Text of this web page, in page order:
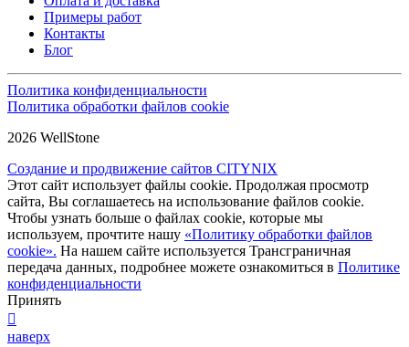
Примеры работ
Контакты
Блог
Политика конфиденциальности
Политика обработки файлов cookie
2026 WellStone
Создание и продвижение сайтов CITYNIX
Этот сайт использует файлы cookie. Продолжая просмотр
сайта, Вы соглашаетесь на использование файлов cookie.
Чтобы узнать больше о файлах cookie, которые мы
используем, прочтите нашу «Политику обработки файлов
cookie». На нашем сайте используется Трансграничная
передача данных, подробнее можете ознакомиться в Политике
конфиденциальности
Принять
наверх